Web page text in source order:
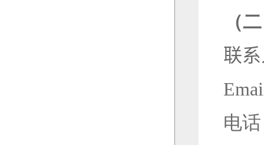
（
联
电